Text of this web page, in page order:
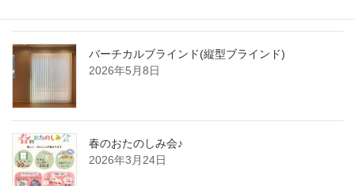
バーチカルブラインド(縦型ブラインド)
2026年5月8日
春のおたのしみ会♪
2026年3月24日